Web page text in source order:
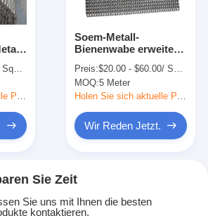
Order)
Holen Sie sich aktuelle Preis
Soem-Metall-
Bienenwabe erweiterte
Conveyor
Preis:$20.00 - $60.00/ Square Meter|1 Square Meter/Square Meters(Min. Order)
MOQ:5 Meter
Holen Sie sich aktuelle Preis
Wir Reden Jetzt.
Sie Zeit
Sie uns mit Ihnen die besten
kontaktieren.